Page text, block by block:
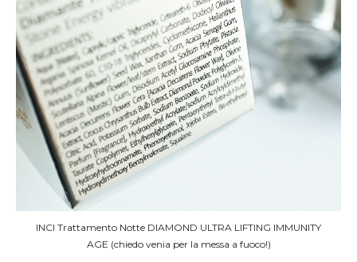
INCI Trattamento Notte DIAMOND ULTRA LIFTING IMMUNITY
AGE (chiedo venia per la messa a fuoco!)